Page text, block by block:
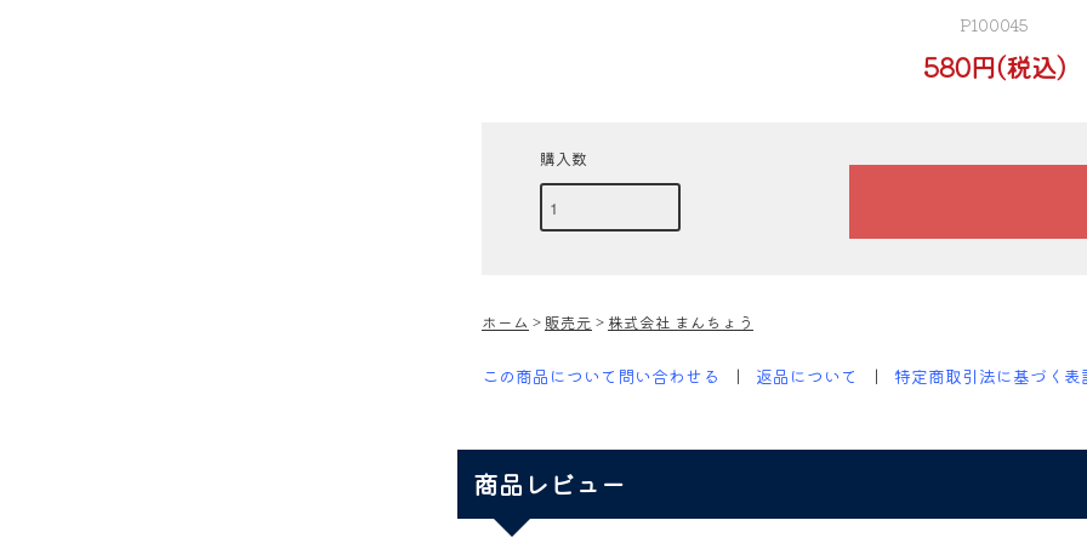
P100045
580円(税込)
購入数
ホーム > 販売元 > 株式会社 まんちょう
この商品について問い合わせる 返品について 特定商取引法に基づく表
商品レビュー